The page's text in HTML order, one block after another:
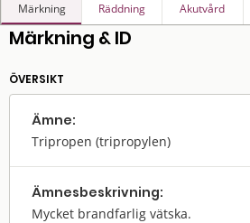
Märkning Räddning Akutvård
Märkning & ID
ÖVERSIKT
Ämne:
Tripropen (tripropylen)
Ämnes­beskrivning:
Mycket brandfarlig vätska.